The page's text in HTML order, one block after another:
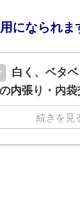
になられま
白く、ベタ
内張り・内袋
続きを見